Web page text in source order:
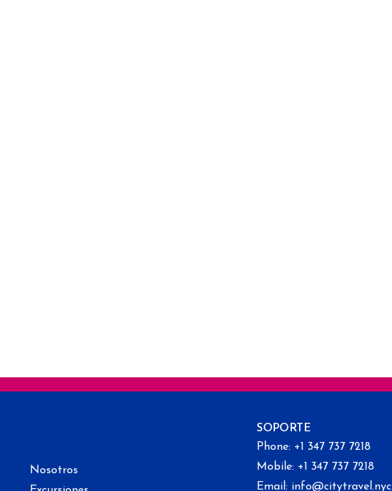
Nosotros
SOPORTE
Phone: +1 347 737 7218
Mobile: +1 347 737 7218
Email: info@citytravel.nyc